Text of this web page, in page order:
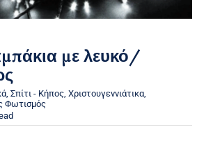
με λευκό/
, Σπίτι - Κήπος, Χριστουγεννιάτικα,
Φωτισμός